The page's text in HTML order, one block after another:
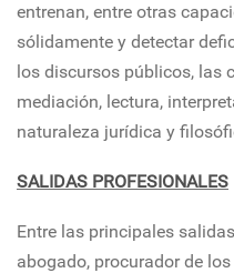
entrenan, entre otras
sólidamente y detectar
los discursos públicos, las
mediación, lectura,
naturaleza jurídica y
SALIDAS PROFESIONALES
Entre las principales
abogado, procurador de